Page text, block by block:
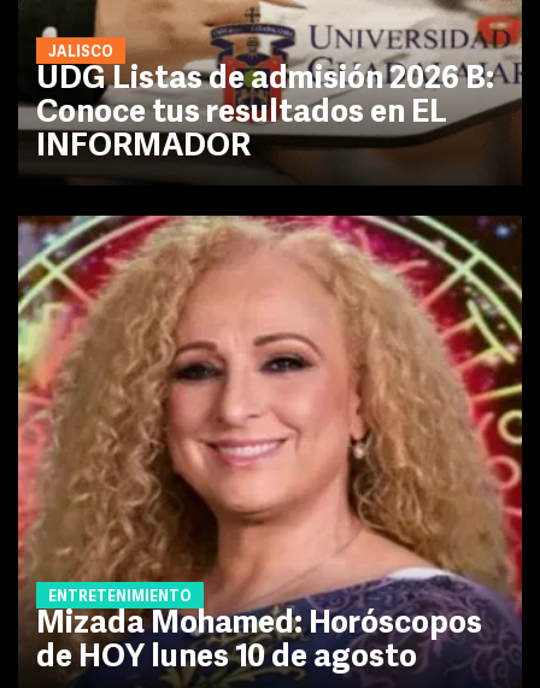
JALISCO
UDG Listas de admisión 2026 B:
Conoce tus resultados en EL
INFORMADOR
ENTRETENIMIENTO
Mizada Mohamed: Horóscopos
de HOY lunes 10 de agosto